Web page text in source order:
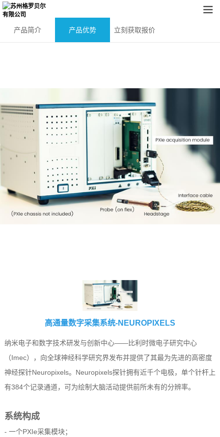
产品简介 产品优势 立刻获取报价
高通量数字采集系统-NEUROPIXELS
纳米电子和数字技术研发与创新中心——比利时微电子研究中心
（Imec），向全球神经科学研究界发布并提供了其最为先进的高密度
神经探针Neuropixels。Neuropixels探针拥有近千个电极，单个针杆上
有384个记录通道，可为绘制大脑活动提供前所未有的分辨率。
系统构成
- 一个PXIe采集模块；